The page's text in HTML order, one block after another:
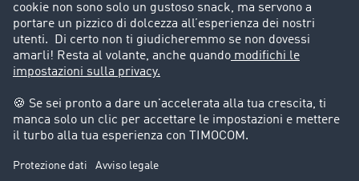
Informazioni legali
Note legali
Trattamento dei dati
Cookie-Einstellungen